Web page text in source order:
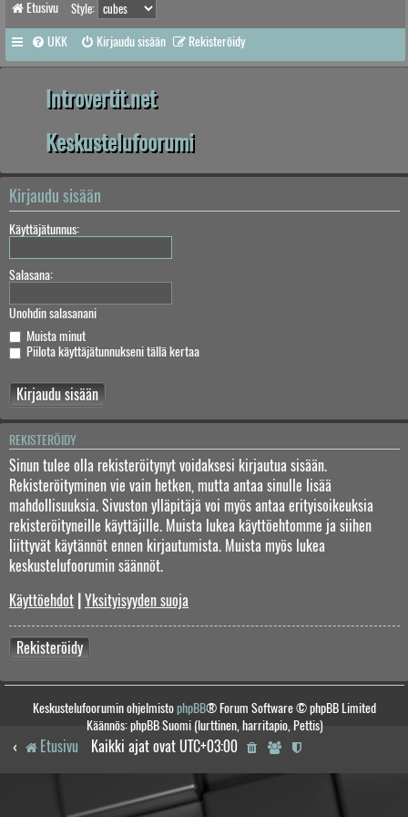
Etusivu Style:
UKK Kirjaudu sisään Rekisteröidy
Introvertit.net
Keskustelufoorumi
Kirjaudu sisään
Käyttäjätunnus:
Salasana:
Unohdin salasanani
Muista minut
Piilota käyttäjätunnukseni tällä kertaa
REKISTERÖIDY
Sinun tulee olla rekisteröitynyt voidaksesi kirjautua sisään.
Rekisteröityminen vie vain hetken, mutta antaa sinulle lisää
mahdollisuuksia. Sivuston ylläpitäjä voi myös antaa erityisoikeuksia
rekisteröityneille käyttäjille. Muista lukea käyttöehtomme ja siihen
liittyvät käytännöt ennen kirjautumista. Muista myös lukea
keskustelufoorumin säännöt.
Käyttöehdot Yksityisyyden suoja
Rekisteröidy
Keskustelufoorumin ohjelmistophpBB® Forum Software © phpBB Limited
Käännös: phpBB Suomi (lurttinen, harritapio, Pettis)
Etusivu Kaikki ajat ovat UTC+03:00